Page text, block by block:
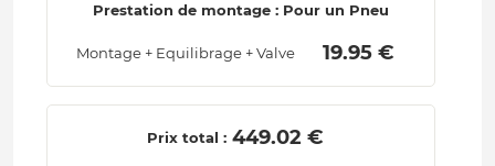
Prestation de montage : Pour un Pneu
Montage + Equilibrage + Valve 19.95 €
Prix total : 449.02 €